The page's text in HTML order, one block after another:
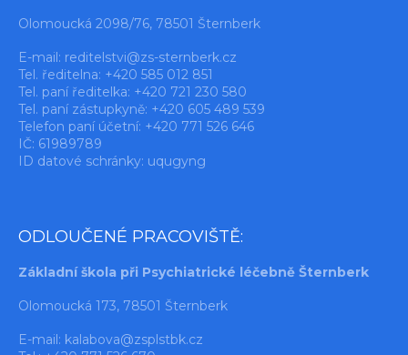
Olomoucká 2098/76, 78501 Šternberk
E-mail: reditelstvi@zs-sternberk.cz
Tel. ředitelna: +420 585 012 851
Tel. paní ředitelka: +420 721 230 580
Tel. paní zástupkyně: +420 605 489 539
Telefon paní účetní: +420 771 526 646
IČ: 61989789
ID datové schránky: uqugyng
ODLOUČENÉ PRACOVIŠTĚ:
Základní škola při Psychiatrické léčebně Šternberk
Olomoucká 173, 78501 Šternberk
E-mail: kalabova@zsplstbk.cz